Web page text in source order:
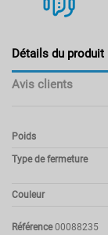
Détails du produit
Avis clients
Poids
Type de fermeture
Couleur
Référence 00088235